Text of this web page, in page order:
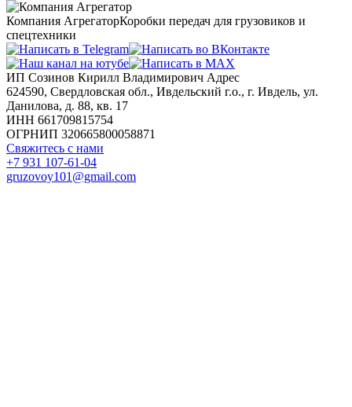
Компания АгрегаторКоробки передач для грузовиков и
спецтехники
ИП Созинов Кирилл Владимирович Адрес
624590, Свердловская обл., Ивдельский г.о., г. Ивдель, ул.
Данилова, д. 88, кв. 17
ИНН 661709815754
ОГРНИП 320665800058871
Свяжитесь с нами
+7 931 107-61-04
gruzovoy101@gmail.com